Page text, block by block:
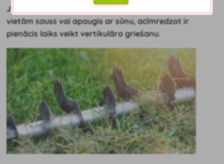
Ja esat pamanījis, ka zāliens jau ir pārlieku sabiezējis,
vietām sauss vai apaugis ar sūnu, acīmredzot ir
pienācis laiks veikt vertikulāro griešanu.